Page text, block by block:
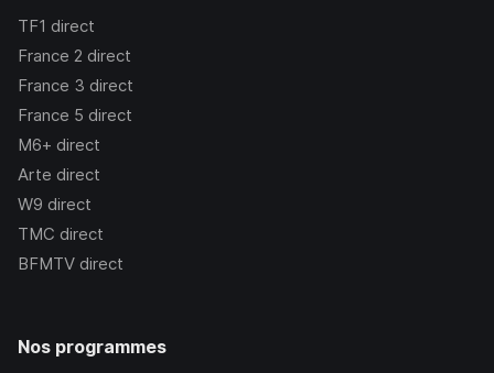
TF1 direct
France 2 direct
France 3 direct
France 5 direct
M6+ direct
Arte direct
W9 direct
TMC direct
BFMTV direct
Nos programmes